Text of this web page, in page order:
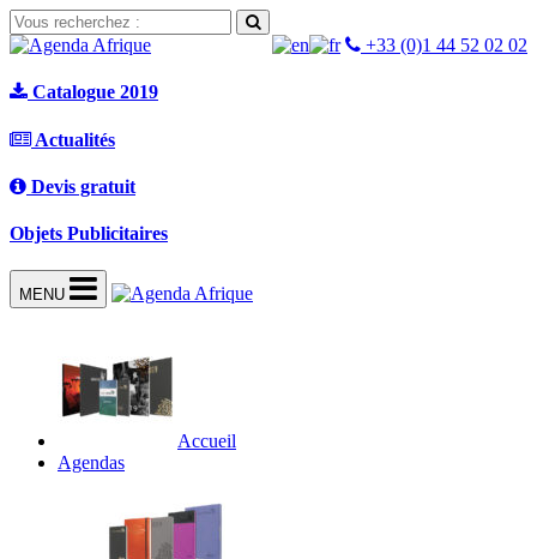
+33 (0)1 44 52 02 02
Catalogue 2019
Actualités
Devis gratuit
Objets Publicitaires
MENU
Accueil
Agendas